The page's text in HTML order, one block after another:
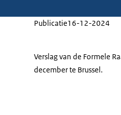
Publicatie16-12-2024
Verslag van de Formele
december te Brussel.